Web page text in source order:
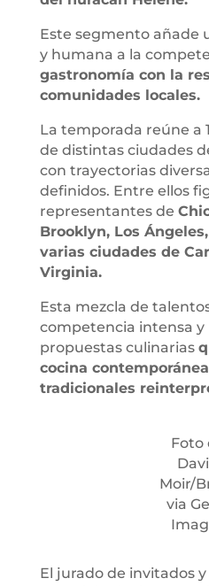
Este segmento añade
y humana a la
gastronomía con la
comunidades locales.
La temporada reúne a
de distintas ciudades
con trayectorias
definidos. Entre ellos
representantes de
Brooklyn, Los
varias ciudades de
Virginia.
Esta mezcla de
competencia intensa y
propuestas culinarias
cocina
tradicionales
Foto
Moir/
via
El jurado de invitados